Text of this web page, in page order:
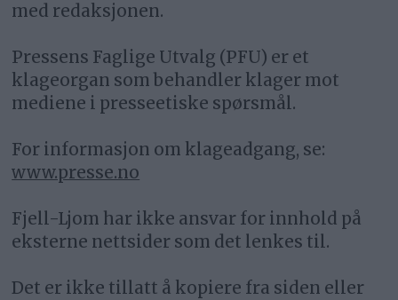
med redaksjonen.
Pressens Faglige Utvalg (PFU) er et
klageorgan som behandler klager mot
mediene i presseetiske spørsmål.
For informasjon om klageadgang, se:
www.presse.no
Fjell-Ljom har ikke ansvar for innhold på
eksterne nettsider som det lenkes til.
Det er ikke tillatt å kopiere fra siden eller